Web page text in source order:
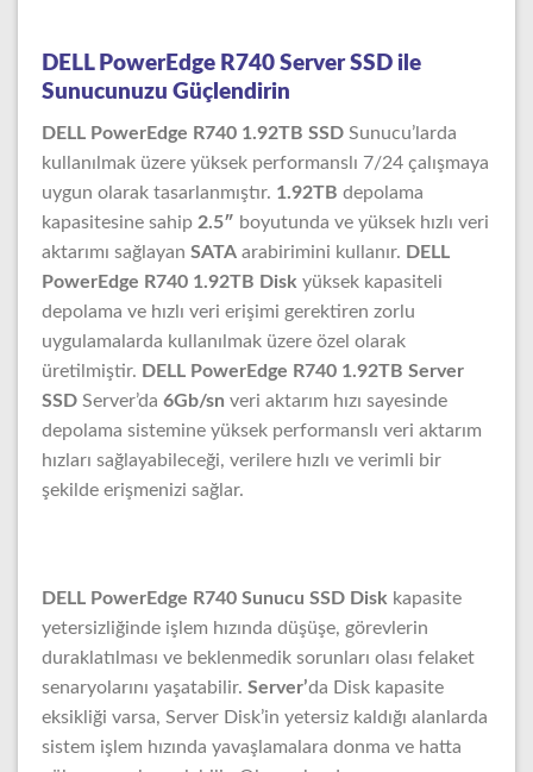
DELL PowerEdge R740 Server SSD ile
Sunucunuzu Güçlendirin
DELL PowerEdge R740 1.92TB SSD Sunucu’larda
kullanılmak üzere yüksek performanslı 7/24 çalışmaya
uygun olarak tasarlanmıştır. 1.92TB depolama
kapasitesine sahip 2.5″ boyutunda ve yüksek hızlı veri
aktarımı sağlayan SATA arabirimini kullanır. DELL
PowerEdge R740 1.92TB Disk yüksek kapasiteli
depolama ve hızlı veri erişimi gerektiren zorlu
uygulamalarda kullanılmak üzere özel olarak
üretilmiştir. DELL PowerEdge R740 1.92TB Server
SSD Server’da 6Gb/sn veri aktarım hızı sayesinde
depolama sistemine yüksek performanslı veri aktarım
hızları sağlayabileceği, verilere hızlı ve verimli bir
şekilde erişmenizi sağlar.
DELL PowerEdge R740 Sunucu SSD Disk kapasite
yetersizliğinde işlem hızında düşüşe, görevlerin
duraklatılması ve beklenmedik sorunları olası felaket
senaryolarını yaşatabilir. Server’da Disk kapasite
eksikliği varsa, Server Disk’in yetersiz kaldığı alanlarda
sistem işlem hızında yavaşlamalara donma ve hatta